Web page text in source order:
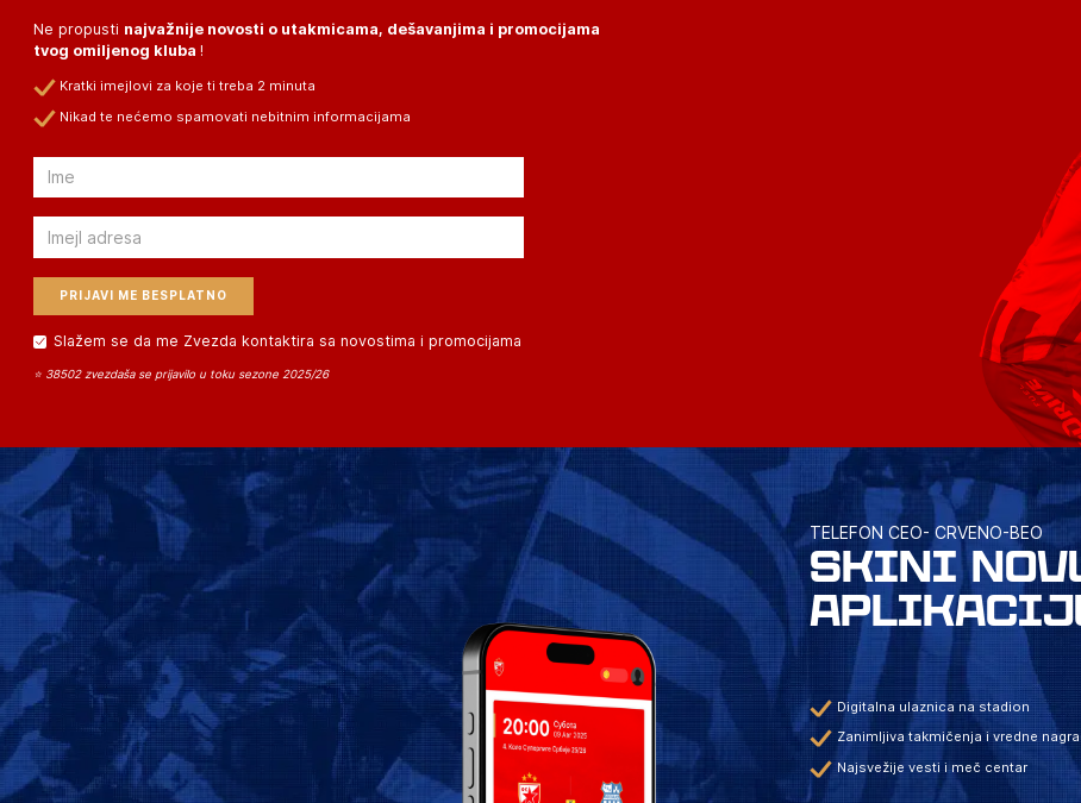
Ne propusti najvažnije novosti o utakmicama, dešavanjima i promocijama
tvog omiljenog kluba !
Kratki imejlovi za koje ti treba 2 minuta
Nikad te nećemo spamovati nebitnim informacijama
Email
Email
Slažem se da me Zvezda kontaktira sa novostima i promocijama
⭐ 38502 zvezdaša se prijavilo u toku sezone 2025/26
TELEFON CEO- CRVENO-BEO
SKINI
Digitalna ulaznica na stadion
Zanimljiva takmičenja i vredne
Najsvežije vesti i meč centar